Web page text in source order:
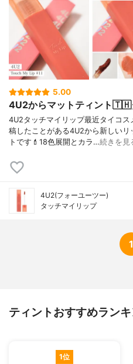
5.00
4U2からマットティント🇹🇭
4U2タッチマイリップ最近タイコ
稿したことがある4U2から新しい
トです💄18色展開とカラ…続きを見
4U2(フォーユーツー)
タッチマイリップ
1
ティントおすすめラン
1位